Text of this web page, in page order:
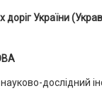
України
дослідний